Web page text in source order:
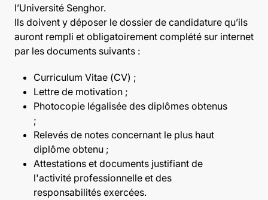
l’Université Senghor.
Ils doivent y déposer le dossier de candidature qu’ils
auront rempli et obligatoirement complété sur internet
par les documents suivants :
Curriculum Vitae (CV) ;
Lettre de motivation ;
Photocopie légalisée des diplômes obtenus
;
Relevés de notes concernant le plus haut
diplôme obtenu ;
Attestations et documents justifiant de
l'activité professionnelle et des
responsabilités exercées.